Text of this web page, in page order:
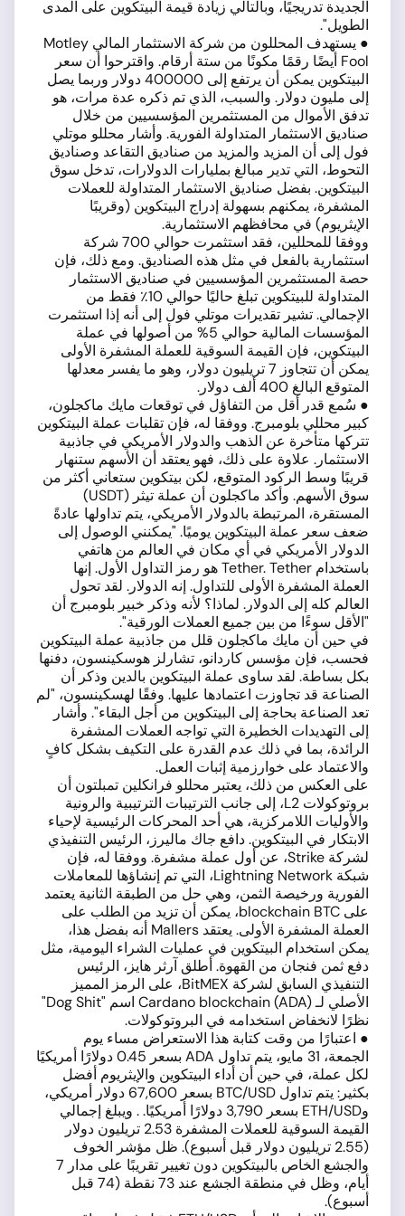
الجديدة تدريجيًا، وبالتالي زيادة قيمة البيتكوين على المدى
الطويل".
● يستهدف المحللون من شركة الاستثمار المالي Motley
Fool أيضًا رقمًا مكونًا من ستة أرقام. واقترحوا أن سعر
البيتكوين يمكن أن يرتفع إلى 400000 دولار وربما يصل
إلى مليون دولار. والسبب، الذي تم ذكره عدة مرات، هو
تدفق الأموال من المستثمرين المؤسسيين من خلال
صناديق الاستثمار المتداولة الفورية. وأشار محللو موتلي
فول إلى أن المزيد والمزيد من صناديق التقاعد وصناديق
التحوط، التي تدير مبالغ بمليارات الدولارات، تدخل سوق
البيتكوين. بفضل صناديق الاستثمار المتداولة للعملات
المشفرة، يمكنهم بسهولة إدراج البيتكوين (وقريبًا
الإيثريوم) في محافظهم الاستثمارية.
ووفقا للمحللين، فقد استثمرت حوالي 700 شركة
استثمارية بالفعل في مثل هذه الصناديق. ومع ذلك، فإن
حصة المستثمرين المؤسسيين في صناديق الاستثمار
المتداولة للبيتكوين تبلغ حاليًا حوالي 10٪ فقط من
الإجمالي. تشير تقديرات موتلي فول إلى أنه إذا استثمرت
المؤسسات المالية حوالي 5% من أصولها في عملة
البيتكوين، فإن القيمة السوقية للعملة المشفرة الأولى
يمكن أن تتجاوز 7 تريليون دولار، وهو ما يفسر معدلها
المتوقع البالغ 400 ألف دولار.
● سُمع قدر أقل من التفاؤل في توقعات مايك ماكجلون،
كبير محللي بلومبرج. ووفقا له، فإن تقلبات عملة البيتكوين
تتركها متأخرة عن الذهب والدولار الأمريكي في جاذبية
الاستثمار. علاوة على ذلك، فهو يعتقد أن الأسهم ستنهار
قريبًا وسط الركود المتوقع، لكن بيتكوين ستعاني أكثر من
سوق الأسهم. وأكد ماكجلون أن عملة تيثر (USDT)
المستقرة، المرتبطة بالدولار الأمريكي، يتم تداولها عادةً
ضعف سعر عملة البيتكوين يوميًا. "يمكنني الوصول إلى
الدولار الأمريكي في أي مكان في العالم من هاتفي
باستخدام Tether. Tether هو رمز التداول الأول. إنها
العملة المشفرة الأولى للتداول. إنه الدولار. لقد تحول
العالم كله إلى الدولار. لماذا؟ لأنه وذكر خبير بلومبرج أن
"الأقل سوءًا من بين جميع العملات الورقية".
في حين أن مايك ماكجلون قلل من جاذبية عملة البيتكوين
فحسب، فإن مؤسس كاردانو، تشارلز هوسكينسون، دفنها
بكل بساطة. لقد ساوى عملة البيتكوين بالدين وذكر أن
الصناعة قد تجاوزت اعتمادها عليها. وفقًا لهسكينسون، "لم
تعد الصناعة بحاجة إلى البيتكوين من أجل البقاء". وأشار
إلى التهديدات الخطيرة التي تواجه العملات المشفرة
الرائدة، بما في ذلك عدم القدرة على التكيف بشكل كافٍ
والاعتماد على خوارزمية إثبات العمل.
على العكس من ذلك، يعتبر محللو فرانكلين تمبلتون أن
بروتوكولات L2، إلى جانب الترتيبات الترتيبية والرونية
والأوليات اللامركزية، هي أحد المحركات الرئيسية لإحياء
الابتكار في البيتكوين. دافع جاك ماليرز، الرئيس التنفيذي
لشركة Strike، عن أول عملة مشفرة. ووفقا له، فإن
شبكة Lightning Network، التي تم إنشاؤها للمعاملات
الفورية ورخيصة الثمن، وهي حل من الطبقة الثانية يعتمد
على blockchain BTC، يمكن أن تزيد من الطلب على
العملة المشفرة الأولى. يعتقد Mallers أنه بفضل هذا،
يمكن استخدام البيتكوين في عمليات الشراء اليومية، مثل
دفع ثمن فنجان من القهوة. أطلق آرثر هايز، الرئيس
التنفيذي السابق لشركة BitMEX، على الرمز المميز
الأصلي لـ Cardano blockchain (ADA) اسم "Dog Shit"
نظرًا لانخفاض استخدامه في البروتوكولات.
● اعتبارًا من وقت كتابة هذا الاستعراض مساء يوم
الجمعة، 31 مايو، يتم تداول ADA بسعر 0.45 دولارًا أمريكيًا
لكل عملة، في حين أن أداء البيتكوين والإيثريوم أفضل
بكثير: يتم تداول BTC/USD بسعر 67,600 دولار أمريكي،
وETH/USD بسعر 3,790 دولارًا أمريكيًا. . ويبلغ إجمالي
القيمة السوقية للعملات المشفرة 2.53 تريليون دولار
(2.55 تريليون دولار قبل أسبوع). ظل مؤشر الخوف
والجشع الخاص بالبيتكوين دون تغيير تقريبًا على مدار 7
أيام، وظل في منطقة الجشع عند 73 نقطة (74 قبل
أسبوع).